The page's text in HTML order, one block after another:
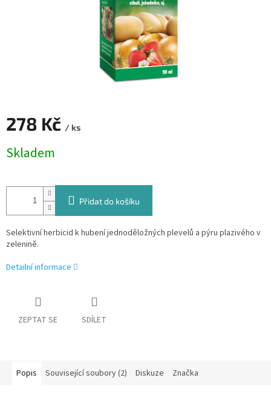
278 Kč / ks
cena:
Skladem
Přidat do košíku
Selektivní herbicid k hubení jednoděložných plevelů a pýru plazivého v
zelenině.
Detailní informace
ZEPTAT SE SDÍLET
Popis Související soubory (2) Diskuze Značka